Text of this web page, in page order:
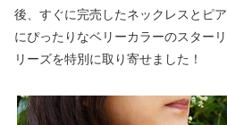
後、すぐに完売したネックレスとピ
にぴったりなベリーカラーのスター
リーズを特別に取り寄せました！